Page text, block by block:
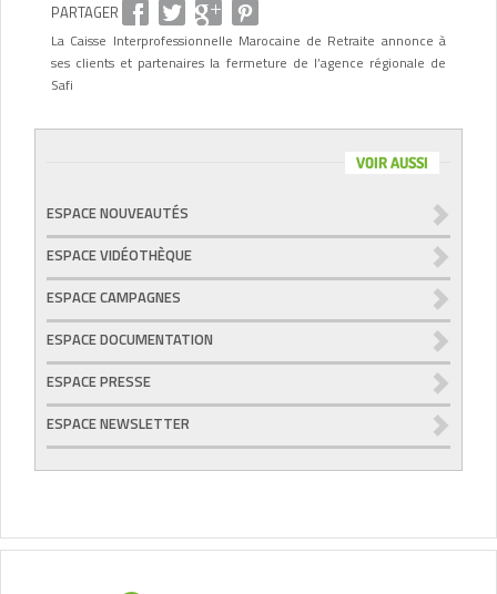
PARTAGER
La Caisse Interprofessionnelle Marocaine de Retraite annonce à
ses clients et partenaires la fermeture de l’agence régionale de
Safi
VOIR AUSSI
ESPACE NOUVEAUTÉS
ESPACE VIDÉOTHÈQUE
ESPACE CAMPAGNES
ESPACE DOCUMENTATION
ESPACE PRESSE
ESPACE NEWSLETTER